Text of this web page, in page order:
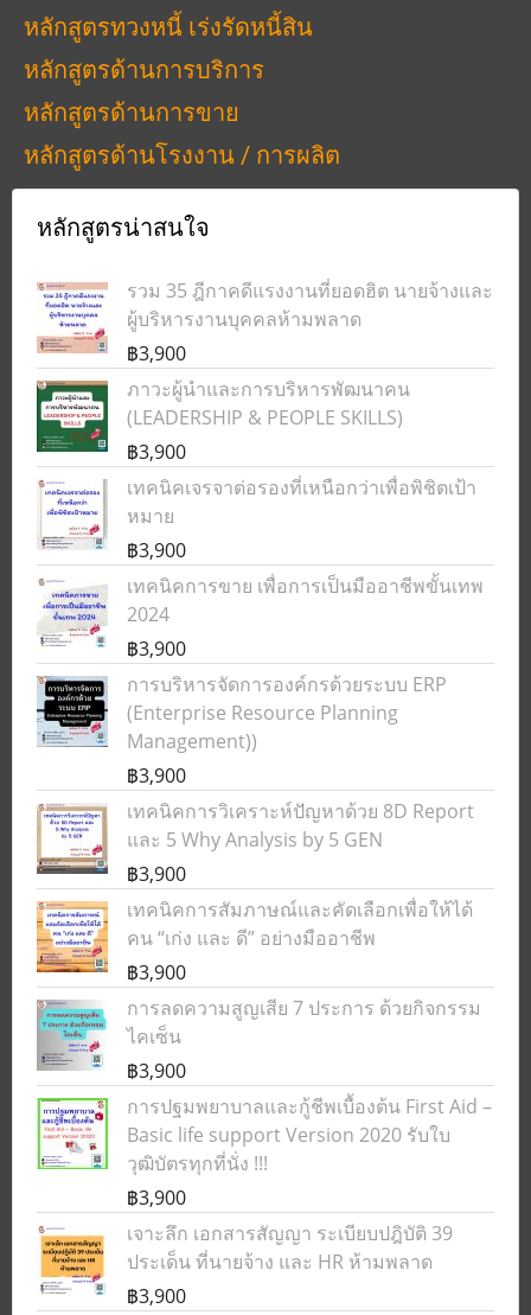
หลักสูตรทวงหนี้ เร่งรัดหนี้สิน
หลักสูตรด้านการบริการ
หลักสูตรด้านการขาย
หลักสูตรด้านโรงงาน / การผลิต
หลักสูตรน่าสนใจ
รวม 35 ฎีกาคดีแรงงานที่ยอดฮิต นายจ้างและ
ผู้บริหารงานบุคคลห้ามพลาด
฿3,900
ภาวะผู้นำและการบริหารพัฒนาคน
(LEADERSHIP & PEOPLE SKILLS)
฿3,900
เทคนิคเจรจาต่อรองที่เหนือกว่าเพื่อพิชิตเป้า
หมาย
฿3,900
เทคนิคการขาย เพื่อการเป็นมืออาชีพขั้นเทพ
2024
฿3,900
การบริหารจัดการองค์กรด้วยระบบ ERP
(Enterprise Resource Planning
Management))
฿3,900
เทคนิคการวิเคราะห์ปัญหาด้วย 8D Report
และ 5 Why Analysis by 5 GEN
฿3,900
เทคนิคการสัมภาษณ์และคัดเลือกเพื่อให้ได้
คน “เก่ง และ ดี” อย่างมืออาชีพ
฿3,900
การลดความสูญเสีย 7 ประการ ด้วยกิจกรรม
ไคเซ็น
฿3,900
การปฐมพยาบาลและกู้ชีพเบื้องต้น First Aid –
Basic life support Version 2020 รับใบ
วุฒิบัตรทุกที่นั่ง !!!
฿3,900
เจาะลึก เอกสารสัญญา ระเบียบปฎิบัติ 39
ประเด็น ที่นายจ้าง และ HR ห้ามพลาด
฿3,900